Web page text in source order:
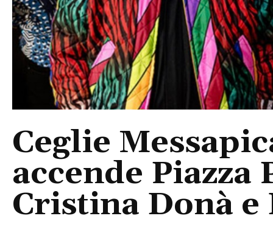
Ceglie
accende
Cristina Donà